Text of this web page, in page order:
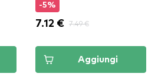
-5%
7.12 € 7.49 €
Aggiungi